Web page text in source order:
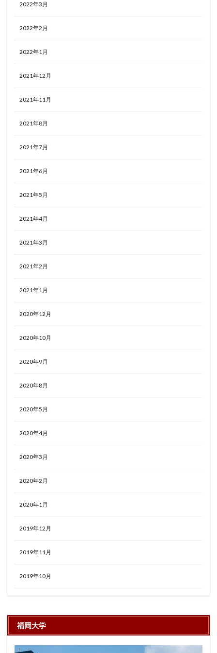
2022年3月
2022年2月
2022年1月
2021年12月
2021年11月
2021年8月
2021年7月
2021年6月
2021年5月
2021年4月
2021年3月
2021年2月
2021年1月
2020年12月
2020年10月
2020年9月
2020年8月
2020年5月
2020年4月
2020年3月
2020年2月
2020年1月
2019年12月
2019年11月
2019年10月
福岡大学